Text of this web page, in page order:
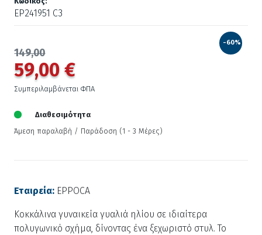
EP241951 C3
149,00
59,00 €
-60%
Συμπεριλαμβάνεται ΦΠΑ
Διαθεσιμότητα
Άμεση παραλαβή / Παράδoση (1 - 3 Μέρες)
Εταιρεία: EPPOCA
Κοκκάλινα γυναικεία γυαλιά ηλίου σε ιδιαίτερα
πολυγωνικό σχήμα, δίνοντας ένα ξεχωριστό στυλ. Το